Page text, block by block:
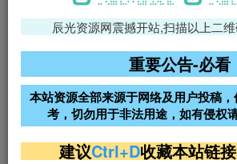
免费领支付宝红包
腾讯轻量
阿里云2核2G200M服务器68元/
年
雨云
超低价文字广告位招租 超低
辰光资源网震撼开站,扫描以上二
重要公告-必看
本站资源全部来源于网络及用户投稿
考，切勿用于非法用途，如有侵权
建议Ctrl+D收藏本站链